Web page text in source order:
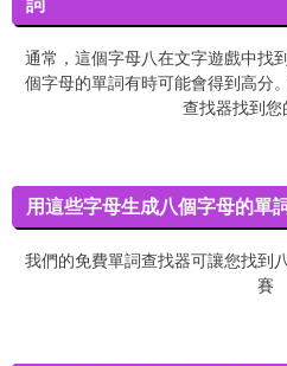
通常，這個字母八在文字遊戲中找
個字母的單詞有時可能會得到高分
查找器找到您
用這些字母生成八個字母的單
我們的免費單詞查找器可讓您找到
賽